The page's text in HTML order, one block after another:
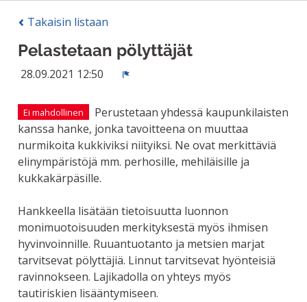
Takaisin listaan
Pelastetaan pölyttäjät
28.09.2021 12:50
Ei mahdollinen
Perustetaan yhdessä kaupunkilaisten
kanssa hanke, jonka tavoitteena on muuttaa
nurmikoita kukkiviksi niityiksi. Ne ovat merkittäviä
elinympäristöjä mm. perhosille, mehiläisille ja
kukkakärpäsille.
Hankkeella lisätään tietoisuutta luonnon
monimuotoisuuden merkityksestä myös ihmisen
hyvinvoinnille. Ruuantuotanto ja metsien marjat
tarvitsevat pölyttäjiä. Linnut tarvitsevat hyönteisiä
ravinnokseen. Lajikadolla on yhteys myös
tautiriskien lisääntymiseen.